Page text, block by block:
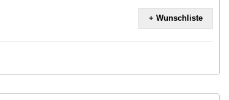
+ Wunschliste